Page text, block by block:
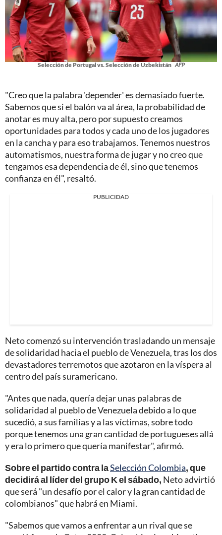
Selección de Portugal vs. Selección de Uzbekistán AFP
"Creo que la palabra 'depender' es demasiado fuerte.
Sabemos que si el balón va al área, la probabilidad de
anotar es muy alta, pero por supuesto creamos
oportunidades para todos y cada uno de los jugadores
en la cancha y para eso trabajamos. Tenemos nuestros
automatismos, nuestra forma de jugar y no creo que
tengamos esa dependencia de él, sino que tenemos
confianza en él", resaltó.
PUBLICIDAD
Neto comenzó su intervención trasladando un mensaje
de solidaridad hacia el pueblo de Venezuela, tras los dos
devastadores terremotos que azotaron en la víspera al
centro del país suramericano.
"Antes que nada, quería dejar unas palabras de
solidaridad al pueblo de Venezuela debido a lo que
sucedió, a sus familias y a las víctimas, sobre todo
porque tenemos una gran cantidad de portugueses allá
y era lo primero que quería manifestar", afirmó.
Sobre el partido contra laSelección Colombia, que
decidirá al líder del grupo K el sábado, Neto advirtió
que será "un desafío por el calor y la gran cantidad de
colombianos" que habrá en Miami.
"Sabemos que vamos a enfrentar a un rival que se